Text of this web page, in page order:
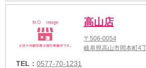
高山店
〒506-0054
岐阜県高山市岡本町4
TEL： 0577-70-1231